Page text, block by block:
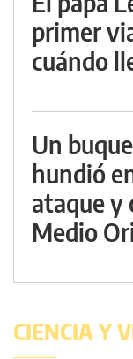
primer
cuándo
Un
hundió
ataque y
Medio
CIENCIA Y